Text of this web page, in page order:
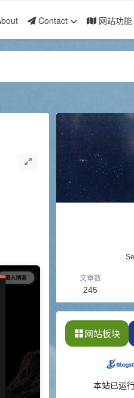
Contact 网站功能
文章数
245
网站板块
本站已运